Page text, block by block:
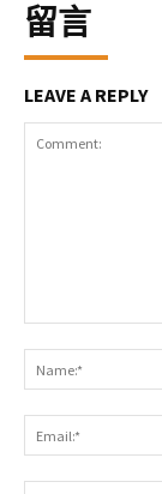
留言
LEAVE A REPLY